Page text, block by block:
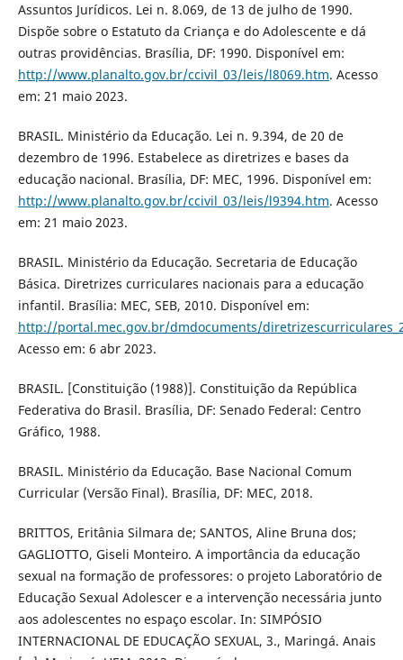
Assuntos Jurídicos. Lei n. 8.069, de 13 de julho de 1990.
Dispõe sobre o Estatuto da Criança e do Adolescente e dá
outras providências. Brasília, DF: 1990. Disponível em:
http://www.planalto.gov.br/ccivil_03/leis/l8069.htm. Acesso
em: 21 maio 2023.
BRASIL. Ministério da Educação. Lei n. 9.394, de 20 de
dezembro de 1996. Estabelece as diretrizes e bases da
educação nacional. Brasília, DF: MEC, 1996. Disponível em:
http://www.planalto.gov.br/ccivil_03/leis/l9394.htm. Acesso
em: 21 maio 2023.
BRASIL. Ministério da Educação. Secretaria de Educação
Básica. Diretrizes curriculares nacionais para a educação
infantil. Brasília: MEC, SEB, 2010. Disponível em:
http://portal.mec.gov.br/dmdocuments/
Acesso em: 6 abr 2023.
BRASIL. [Constituição (1988)]. Constituição da República
Federativa do Brasil. Brasília, DF: Senado Federal: Centro
Gráfico, 1988.
BRASIL. Ministério da Educação. Base Nacional Comum
Curricular (Versão Final). Brasília, DF: MEC, 2018.
BRITTOS, Eritânia Silmara de; SANTOS, Aline Bruna dos;
GAGLIOTTO, Giseli Monteiro. A importância da educação
sexual na formação de professores: o projeto Laboratório de
Educação Sexual Adolescer e a intervenção necessária junto
aos adolescentes no espaço escolar. In: SIMPÓSIO
INTERNACIONAL DE EDUCAÇÃO SEXUAL, 3., Maringá. Anais